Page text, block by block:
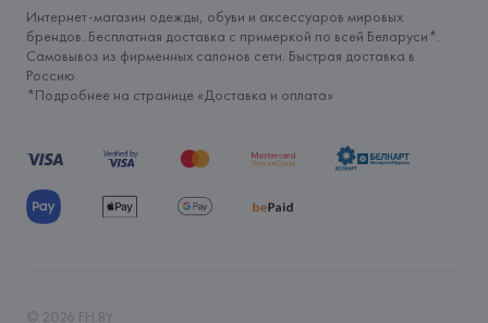
Интернет-магазин одежды, обуви и аксессуаров мировых
брендов. Бесплатная доставка с примеркой по всей Беларуси*.
Самовывоз из фирменных салонов сети. Быстрая доставка в
Россию.
*Подробнее на странице «Доставка и оплата»
© 2026 FH.BY